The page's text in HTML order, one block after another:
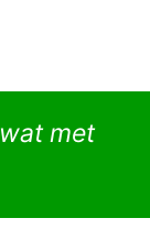
met